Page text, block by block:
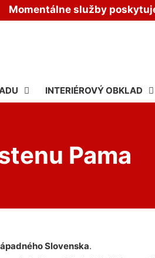
Momentálne služby
INTERIÉROVÝ OBKLAD
Pama
Slovenska.